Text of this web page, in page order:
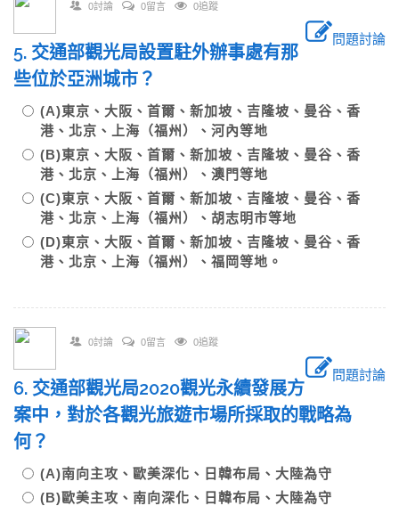
0討論 0留言 0追蹤
問題討論
5. 交通部觀光局設置駐外辦事處有那
些位於亞洲城市？
(A)東京、大阪、首爾、新加坡、吉隆坡、曼谷、香
港、北京、上海（福州）、河內等地
(B)東京、大阪、首爾、新加坡、吉隆坡、曼谷、香
港、北京、上海（福州）、澳門等地
(C)東京、大阪、首爾、新加坡、吉隆坡、曼谷、香
港、北京、上海（福州）、胡志明市等地
(D)東京、大阪、首爾、新加坡、吉隆坡、曼谷、香
港、北京、上海（福州）、福岡等地。
0討論 0留言 0追蹤
問題討論
6. 交通部觀光局2020觀光永續發展方
案中，對於各觀光旅遊市場所採取的戰略為
何？
(A)南向主攻、歐美深化、日韓布局、大陸為守
(B)歐美主攻、南向深化、日韓布局、大陸為守